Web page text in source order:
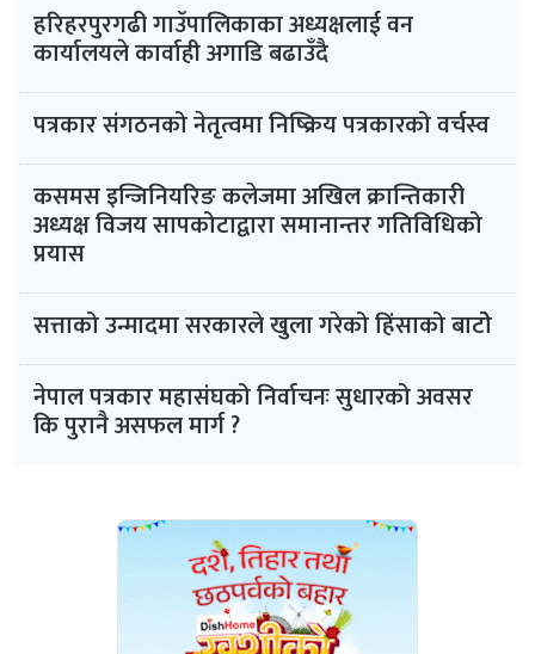
हरिहरपुरगढी गाउँपालिकाका अध्यक्षलाई वन
कार्यालयले कार्वाही अगाडि बढाउँदै
पत्रकार संगठनको नेतृत्वमा निष्क्रिय पत्रकारको वर्चस्व
कसमस इन्जिनियरिङ कलेजमा अखिल क्रान्तिकारी
अध्यक्ष विजय सापकोटाद्वारा समानान्तर गतिविधिको
प्रयास
सत्ताको उन्मादमा सरकारले खुला गरेको हिंसाको बाटोे
नेपाल पत्रकार महासंघको निर्वाचनः सुधारको अवसर
कि पुरानै असफल मार्ग ?